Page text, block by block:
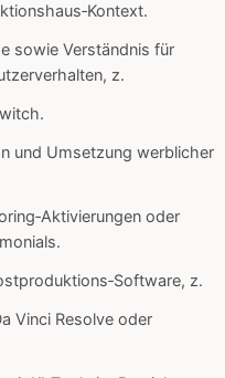
sowie Verständnis für
z.
und Umsetzung werblicher
oder
z.
Vinci Resolve oder